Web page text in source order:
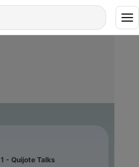
1 - Quijote Talks